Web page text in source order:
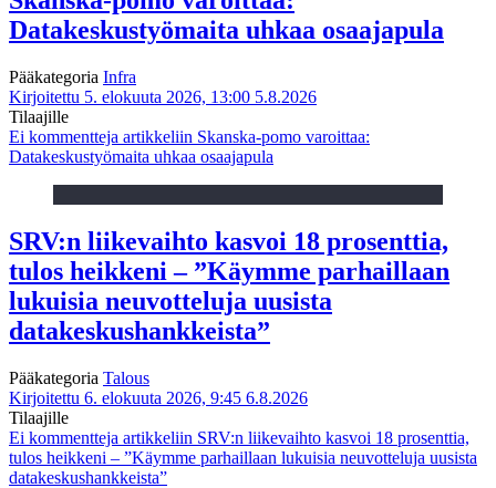
Datakeskustyömaita uhkaa osaajapula
Pääkategoria Infra
Kirjoitettu 5. elokuuta 2026, 13:00 5.8.2026
Tilaajille
Ei kommentteja artikkeliin Skanska-pomo varoittaa:
Datakeskustyömaita uhkaa osaajapula
SRV:n liikevaihto kasvoi 18 prosenttia,
tulos heikkeni – ”Käymme parhaillaan
lukuisia neuvotteluja uusista
datakeskushankkeista”
Pääkategoria Talous
Kirjoitettu 6. elokuuta 2026, 9:45 6.8.2026
Tilaajille
Ei kommentteja artikkeliin SRV:n liikevaihto kasvoi 18 prosenttia,
tulos heikkeni – ”Käymme parhaillaan lukuisia neuvotteluja uusista
datakeskushankkeista”